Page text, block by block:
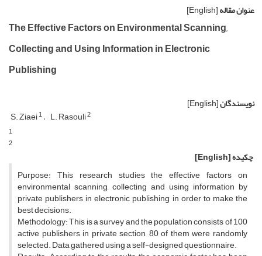
عنوان مقاله[English]
The Effective Factors on Environmental Scanning,
Collecting and Using Information in Electronic
Publishing
نویسندگان[English]
S. Ziaei1 L. Rasouli2
1
2
چکیده[English]
Purpose: This research studies the effective factors on
environmental scanning, collecting and using information by
private publishers in electronic publishing in order to make the
best decisions.
Methodology: This is a survey and the population consists of 100
active publishers in private section, 80 of them were randomly
selected. Data gathered using a self-designed questionnaire.